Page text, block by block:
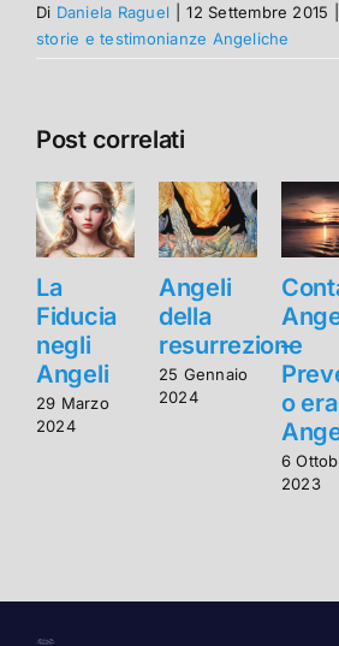
Di Daniela Raguel 12 Settembre 2015
storie e testimonianze Angeliche
Post correlati
La
Fiducia
negli
Angeli
29 Marzo
2024
Angeli
della
resurrezione
25 Gennaio
2024
–
o
6
2023